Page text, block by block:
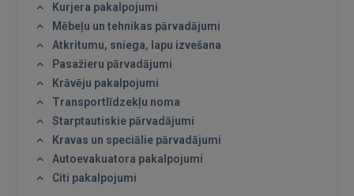
Kurjera pakalpojumi
Mēbeļu un tehnikas pārvadājumi
Atkritumu, sniega, lapu izvešana
Pasažieru pārvadājumi
Krāvēju pakalpojumi
Transportlīdzekļu noma
Starptautiskie pārvadājumi
Kravas un speciālie pārvadājumi
Autoevakuatora pakalpojumi
Citi pakalpojumi